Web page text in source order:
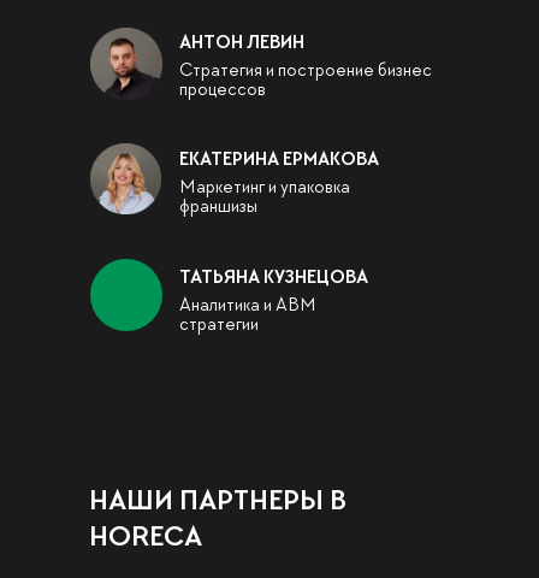
АНТОН ЛЕВИН
Стратегия и построение бизнес
процессов
Маркетинг и упаковка
франшизы
ЕКАТЕРИНА ЕРМАКОВА
Аналитика и АВМ
стратегии
ТАТЬЯНА КУЗНЕЦОВА
НАШИ ПАРТНЕРЫ В
HORECA